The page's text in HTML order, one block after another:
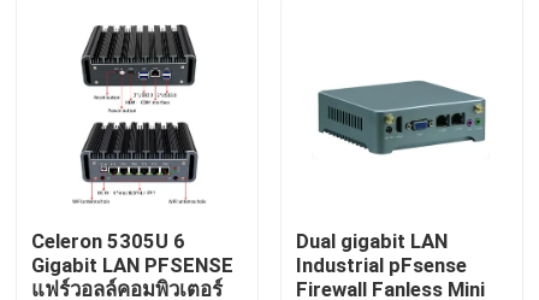
ขออ้าง
มินิพีซีอุตสาหกรรม
PC แผงอุตสาหกรรม
แท็บเล็ตพีซีที่ทนทาน
Celeron 5305U 6
Gigabit LAN PFSENSE
แฟร์วอลล์คอมพิวเตอร์
Dual gigabit LAN
Industrial pFsense
Firewall Fanless Mini